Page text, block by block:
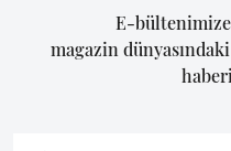
E-
magazin